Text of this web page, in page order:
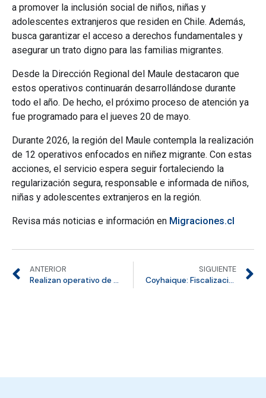
a promover la inclusión social de niños, niñas y
adolescentes extranjeros que residen en Chile. Además,
busca garantizar el acceso a derechos fundamentales y
asegurar un trato digno para las familias migrantes.
Desde la Dirección Regional del Maule destacaron que
estos operativos continuarán desarrollándose durante
todo el año. De hecho, el próximo proceso de atención ya
fue programado para el jueves 20 de mayo.
Durante 2026, la región del Maule contempla la realización
de 12 operativos enfocados en niñez migrante. Con estas
acciones, el servicio espera seguir fortaleciendo la
regularización segura, responsable e informada de niños,
niñas y adolescentes extranjeros en la región.
Revisa más noticias e información en Migraciones.cl
ANTERIOR
Realizan operativo de “Migraciones en tu Barrio” en comuna de Chañaral, Región de Atacama
SIGUIENTE
Coyhaique: Fiscalización deja 5 denuncias y dos expulsiones